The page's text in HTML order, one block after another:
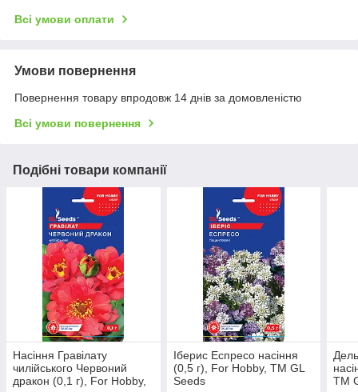
Всі умови оплати
Умови повернення
Повернення товару впродовж 14 днів за домовленістю
Всі умови повернення
Подібні товари компанії
Насіння Гравілату
чилійського Червоний
дракон (0,1 г), For Hobby,
Іберис Еспресо насіння
(0,5 г), For Hobby, TM GL
Seeds
TM